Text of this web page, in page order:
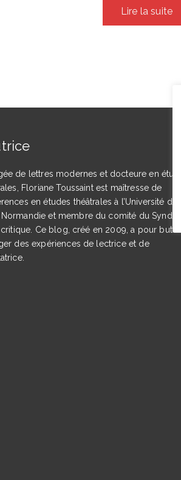
Lire la suite
de lettres modernes et docteure en
Floriane Toussaint est maîtresse de
en études théâtrales à l’Université de
Normandie et membre du comité du Syndicat
Ce blog, créé en 2009, a pour but de
des expériences de lectrice et de